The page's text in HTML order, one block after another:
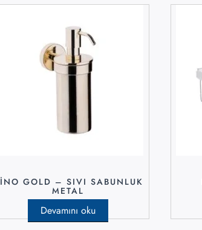
GOLD – SIVI SABUNLUK
METAL
Devamını oku